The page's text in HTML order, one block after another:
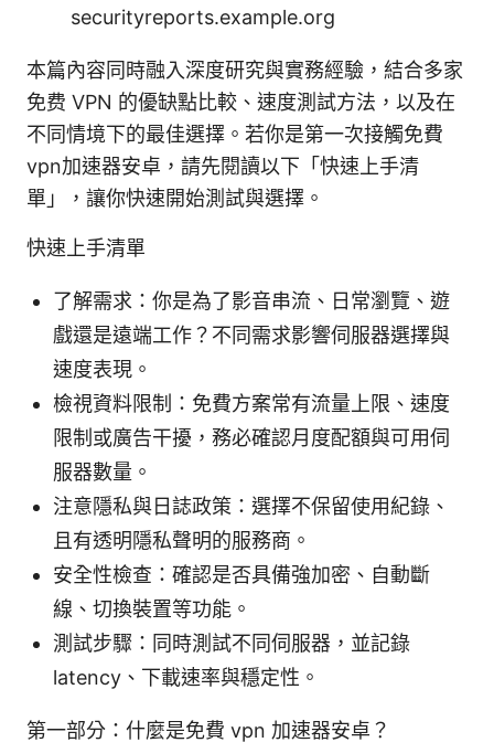
securityreports.example.org
本篇內容同時融入深度研究與實務經驗，結合多家
免费 VPN 的優缺點比較、速度測試方法，以及在
不同情境下的最佳選擇。若你是第一次接觸免費
vpn加速器安卓，請先閱讀以下「快速上手清
單」，讓你快速開始測試與選擇。
快速上手清單
了解需求：你是為了影音串流、日常瀏覽、遊
戲還是遠端工作？不同需求影響伺服器選擇與
速度表現。
檢視資料限制：免費方案常有流量上限、速度
限制或廣告干擾，務必確認月度配額與可用伺
服器數量。
注意隱私與日誌政策：選擇不保留使用紀錄、
且有透明隱私聲明的服務商。
安全性檢查：確認是否具備強加密、自動斷
線、切換裝置等功能。
測試步驟：同時測試不同伺服器，並記錄
latency、下載速率與穩定性。
第一部分：什麼是免費 vpn 加速器安卓？